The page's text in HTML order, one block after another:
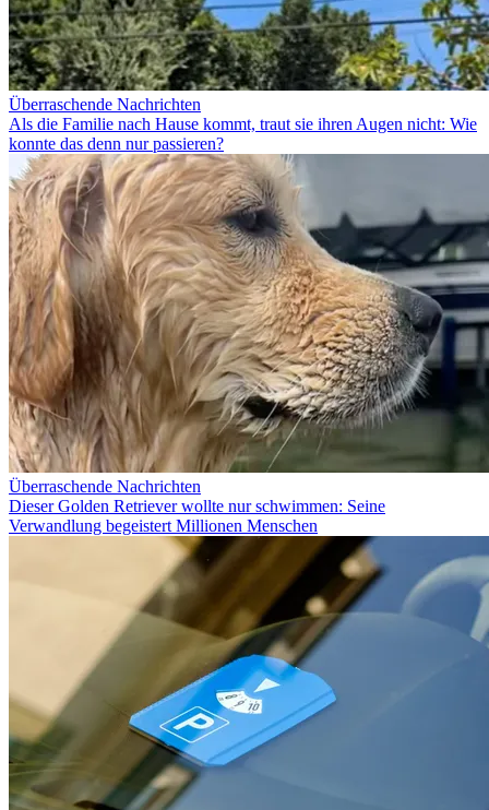
Überraschende Nachrichten
Als die Familie nach Hause kommt, traut sie ihren Augen nicht: Wie
konnte das denn nur passieren?
Überraschende Nachrichten
Dieser Golden Retriever wollte nur schwimmen: Seine
Verwandlung begeistert Millionen Menschen